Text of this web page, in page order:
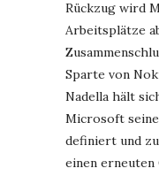
Rückzug wird
Arbeitsplätze
Sparte von
Nadella hält
Microsoft
definiert und
einen